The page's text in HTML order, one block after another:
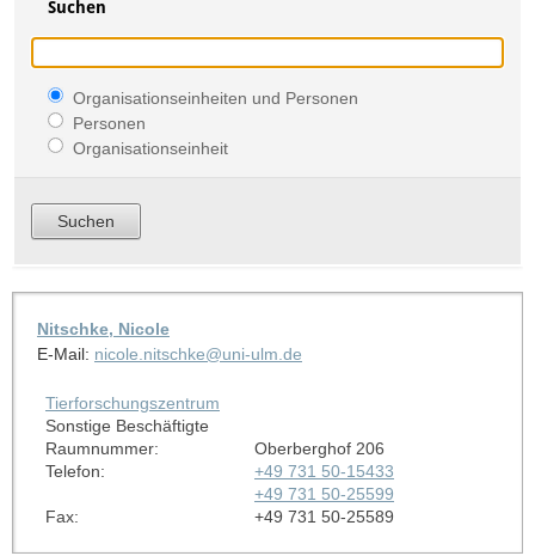
Suchen
Organisationseinheiten und Personen
Personen
Organisationseinheit
Nitschke, Nicole
E-Mail: nicole.nitschke@uni-ulm.de
Tierforschungszentrum
Sonstige Beschäftigte
Raumnummer:
Oberberghof 206
Telefon:
+49 731 50-15433
+49 731 50-25599
Fax:
+49 731 50-25589